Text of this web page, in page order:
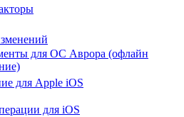
для ОС Аврора (офлайн
для Apple iOS
для iOS